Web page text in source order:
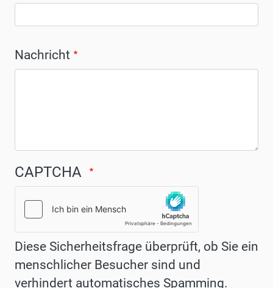
Nachricht
CAPTCHA
Diese Sicherheitsfrage überprüft, ob Sie ein
menschlicher Besucher sind und
verhindert automatisches Spamming.